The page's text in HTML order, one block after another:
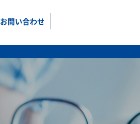
お問い合わせ